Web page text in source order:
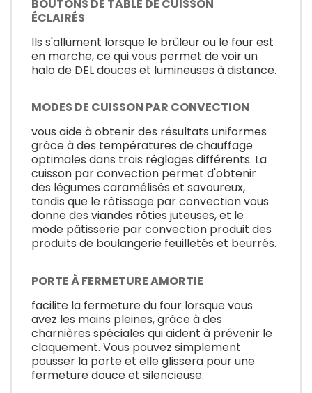
BOUTONS DE TABLE DE CUISSON
ÉCLAIRÉS
Ils s'allument lorsque le brûleur ou le four est
en marche, ce qui vous permet de voir un
halo de DEL douces et lumineuses à distance.
MODES DE CUISSON PAR CONVECTION
vous aide à obtenir des résultats uniformes
grâce à des températures de chauffage
optimales dans trois réglages différents. La
cuisson par convection permet d'obtenir
des légumes caramélisés et savoureux,
tandis que le rôtissage par convection vous
donne des viandes rôties juteuses, et le
mode pâtisserie par convection produit des
produits de boulangerie feuilletés et beurrés.
PORTE À FERMETURE AMORTIE
facilite la fermeture du four lorsque vous
avez les mains pleines, grâce à des
charnières spéciales qui aident à prévenir le
claquement. Vous pouvez simplement
pousser la porte et elle glissera pour une
fermeture douce et silencieuse.